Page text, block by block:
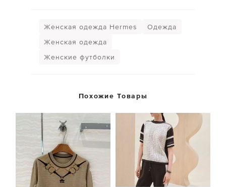
Женская одежда Hermes
Одежда
Женская одежда
Женские футболки
Похожие Товары